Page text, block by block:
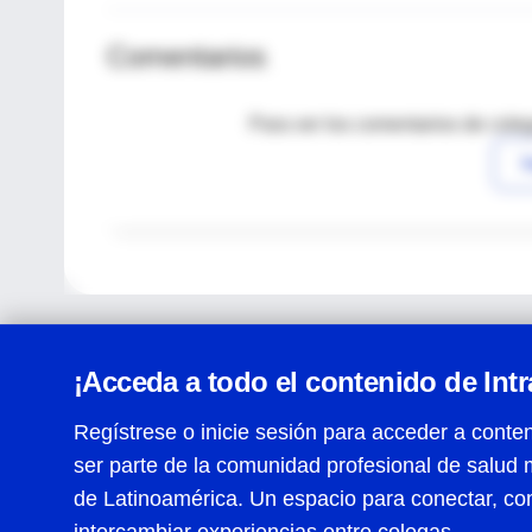
Comentarios
Para ver los comentarios de
¡Acceda a todo el contenido de
Regístrese o inicie sesión para acceder a
ser parte de la comunidad profesional de salud
de Latinoamérica. Un espacio para conectar,
Centro de Ayuda
Términos y condiciones| Políticas de privacidad